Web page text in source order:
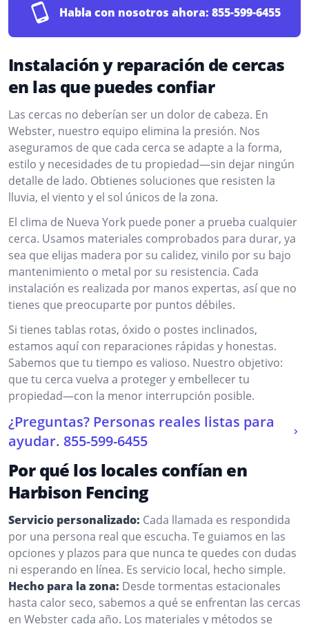
Habla con nosotros ahora: 855-599-6455
Instalación y reparación de cercas
en las que puedes confiar
Las cercas no deberían ser un dolor de cabeza. En
Webster, nuestro equipo elimina la presión. Nos
aseguramos de que cada cerca se adapte a la forma,
estilo y necesidades de tu propiedad—sin dejar ningún
detalle de lado. Obtienes soluciones que resisten la
lluvia, el viento y el sol únicos de la zona.
El clima de Nueva York puede poner a prueba cualquier
cerca. Usamos materiales comprobados para durar, ya
sea que elijas madera por su calidez, vinilo por su bajo
mantenimiento o metal por su resistencia. Cada
instalación es realizada por manos expertas, así que no
tienes que preocuparte por puntos débiles.
Si tienes tablas rotas, óxido o postes inclinados,
estamos aquí con reparaciones rápidas y honestas.
Sabemos que tu tiempo es valioso. Nuestro objetivo:
que tu cerca vuelva a proteger y embellecer tu
propiedad—con la menor interrupción posible.
¿Preguntas? Personas reales listas para
ayudar. 855-599-6455
Por qué los locales confían en
Harbison Fencing
Servicio personalizado: Cada llamada es respondida
por una persona real que escucha. Te guiamos en las
opciones y plazos para que nunca te quedes con dudas
ni esperando en línea. Es servicio local, hecho simple.
Hecho para la zona: Desde tormentas estacionales
hasta calor seco, sabemos a qué se enfrentan las cercas
en Webster cada año. Los materiales y métodos se